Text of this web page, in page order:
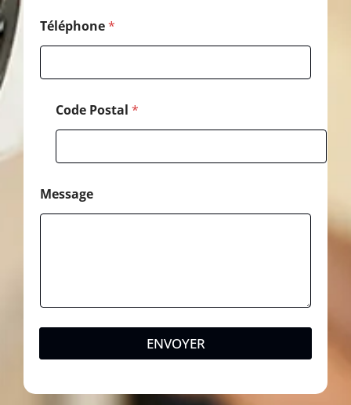
Téléphone*
Code Postal *
Message
ENVOYER